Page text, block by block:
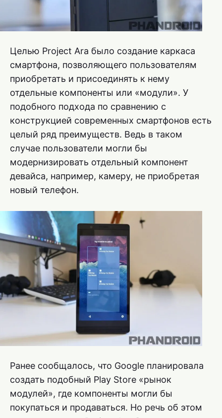
Целью Project Ara было создание каркаса
смартфона, позволяющего пользователям
приобретать и присоединять к нему
отдельные компоненты или «модули». У
подобного подхода по сравнению с
конструкцией современных смартфонов есть
целый ряд преимуществ. Ведь в таком
случае пользователи могли бы
модернизировать отдельный компонент
девайса, например, камеру, не приобретая
новый телефон.
Ранее сообщалось, что Google планировала
создать подобный Play Store «рынок
модулей», где компоненты могли бы
покупаться и продаваться. Но речь об этом